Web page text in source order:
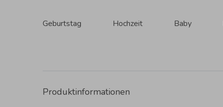
Geburtstag Hochzeit Baby
Produktinformationen